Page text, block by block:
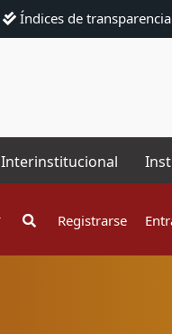
Índices de transparencia
Interinstitucional
Registrarse